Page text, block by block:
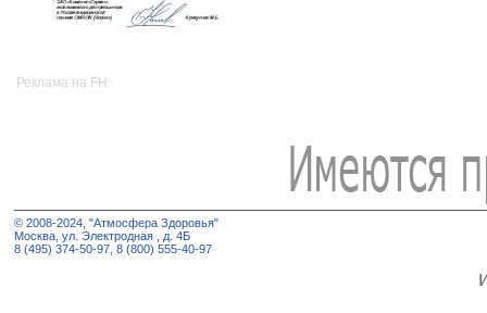
Реклама на FH:
© 2008-2024, "Атмосфера Здоровья"
Москва, ул. Электродная , д. 4Б
8 (495) 374-50-97, 8 (800) 555-40-97